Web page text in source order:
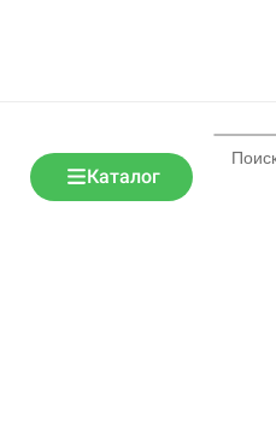
Каталог